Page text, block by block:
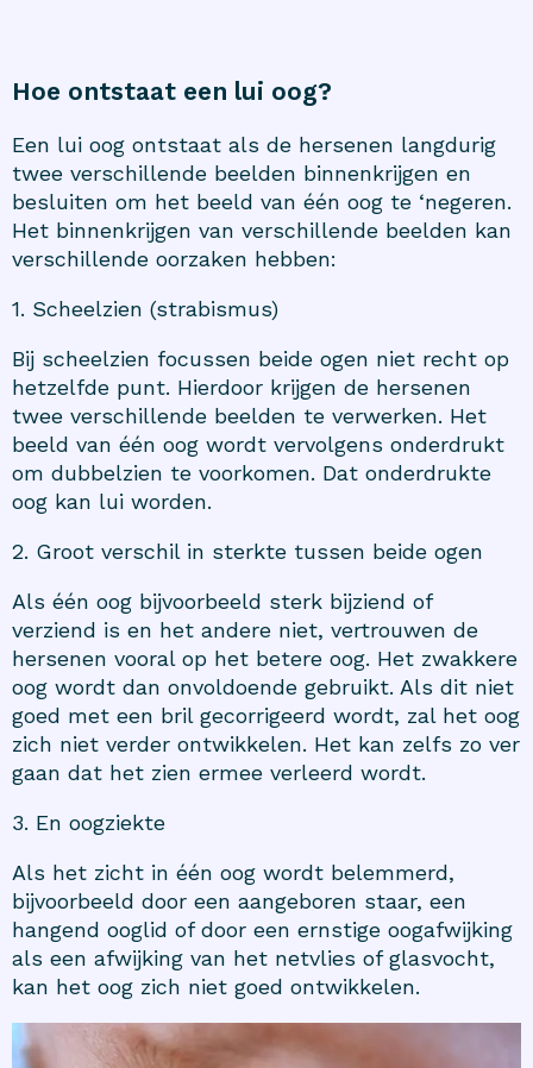
Hoe ontstaat een lui oog?
Een lui oog ontstaat als de hersenen langdurig
twee verschillende beelden binnenkrijgen en
besluiten om het beeld van één oog te ‘negeren.
Het binnenkrijgen van verschillende beelden kan
verschillende oorzaken hebben:
1. Scheelzien (strabismus)
Bij scheelzien focussen beide ogen niet recht op
hetzelfde punt. Hierdoor krijgen de hersenen
twee verschillende beelden te verwerken. Het
beeld van één oog wordt vervolgens onderdrukt
om dubbelzien te voorkomen. Dat onderdrukte
oog kan lui worden.
2. Groot verschil in sterkte tussen beide ogen
Als één oog bijvoorbeeld sterk bijziend of
verziend is en het andere niet, vertrouwen de
hersenen vooral op het betere oog. Het zwakkere
oog wordt dan onvoldoende gebruikt. Als dit niet
goed met een bril gecorrigeerd wordt, zal het oog
zich niet verder ontwikkelen. Het kan zelfs zo ver
gaan dat het zien ermee verleerd wordt.
3. En oogziekte
Als het zicht in één oog wordt belemmerd,
bijvoorbeeld door een aangeboren staar, een
hangend ooglid of door een ernstige oogafwijking
als een afwijking van het netvlies of glasvocht,
kan het oog zich niet goed ontwikkelen.